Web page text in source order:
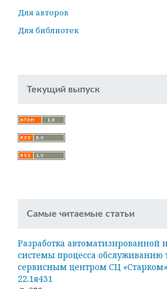
Для авторов
Для библиотек
Текущий выпуск
Самые читаемые статьи
Разработка
системы процесса обслуживанию
сервисным центром СЦ
22.1я431